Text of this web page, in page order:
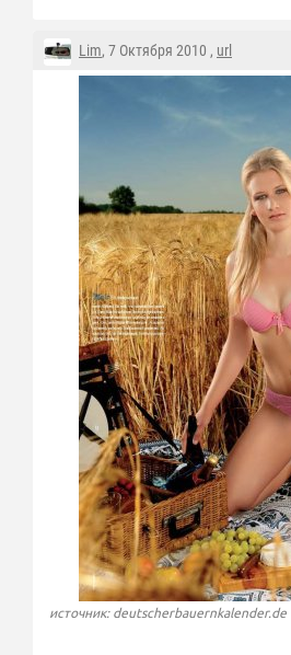
Lim, 7 Октября 2010 , url
источник: deutscherbauernkalender.de